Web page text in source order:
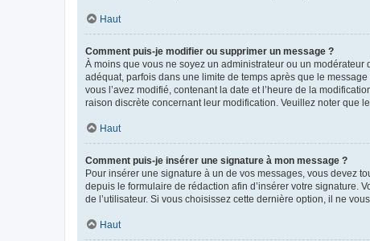
Haut
Comment puis-je modifier ou supprimer un message ?
À moins que vous ne soyez un administrateur ou un
adéquat, parfois dans une limite de temps après que le
vous l’avez modifié, contenant la date et l’heure de la
raison discrète concernant leur modification. Veuillez noter que
Haut
Comment puis-je insérer une signature à mon message ?
Pour insérer une signature à un de vos messages, vous devez
depuis le formulaire de rédaction afin d’insérer votre signature.
de l’utilisateur. Si vous choisissez cette dernière option, il ne
Haut